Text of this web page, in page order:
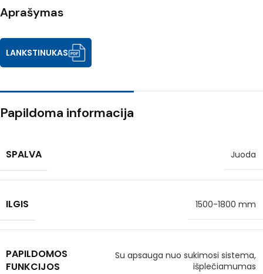
Aprašymas
LANKSTINUKAS
Papildoma informacija
SPALVA Juoda
ILGIS 1500-1800 mm
PAPILDOMOS
FUNKCIJOS
Su apsauga nuo sukimosi sistema,
išplečiamumas